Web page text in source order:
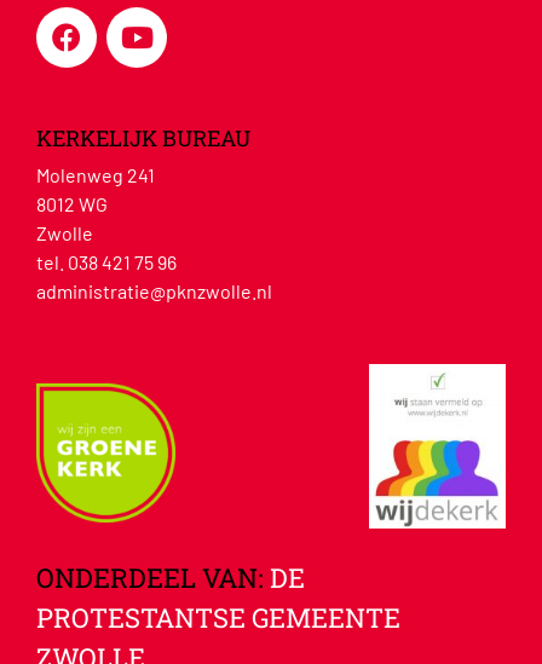
KERKELIJK BUREAU
Molenweg 241
8012 WG
Zwolle
tel. 038 421 75 96
administratie@pknzwolle.nl
ONDERDEEL VAN: DE
PROTESTANTSE GEMEENTE